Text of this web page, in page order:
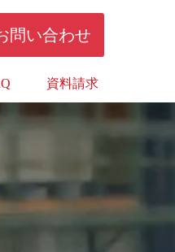
問い合わせ
資料請求